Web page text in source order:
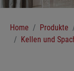
Home Produkte
Kellen und